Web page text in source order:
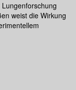
weist die Wirkung